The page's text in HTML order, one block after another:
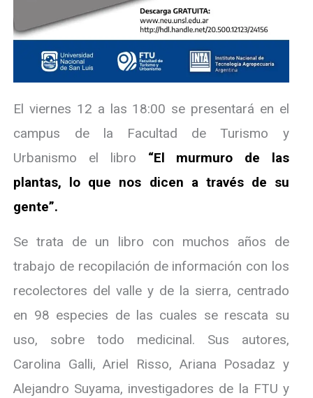
El viernes 12 a las 18:00 se presentará en el
campus de la Facultad de Turismo y
Urbanismo el libro “El murmuro de las
plantas, lo que nos dicen a través de su
gente”.
Se trata de un libro con muchos años de
trabajo de recopilación de información con los
recolectores del valle y de la sierra, centrado
en 98 especies de las cuales se rescata su
uso, sobre todo medicinal. Sus autores,
Carolina Galli, Ariel Risso, Ariana Posadaz y
Alejandro Suyama, investigadores de la FTU y